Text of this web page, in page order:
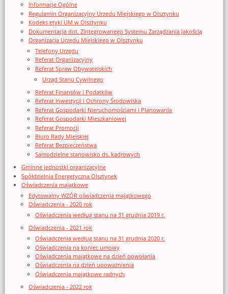
Informacje Ogólne
Regulamin Organizacyjny Urzedu Miejskiego w Olsztynku
Kodeks etyki UM w Olsztynku
Dokumentacja dot. Zintegrowanego Systemu Zarządzania Jakością
Organizacja Urzędu Miejskiego w Olsztynku
Telefony Urzędu
Referat Organizacyjny
Referat Spraw Obywatelskich
Urząd Stanu Cywilnego
Referat Finansów i Podatków
Referat Inwestycji i Ochrony Środowiska
Referat Gospodarki Nieruchomościami i Planowania
Referat Gospodarki Mieszkaniowej
Referat Promocji
Biuro Rady Miejskiej
Referat Bezpieczeństwa
Samodzielne stanowisko ds. kadrowych
Gminne jednostki organizacyjne
Spółdzielnia Energetyczna Olsztynek
Oświadczenia majątkowe
Edytowalny WZÓR oświadczenia majątkowego
Oświadczenia - 2020 rok
Oświadczenia według stanu na 31 grudnia 2019 r.
Oświadczenia - 2021 rok
Oświadczenia według stanu na 31 grudnia 2020 r.
Oświadczenia na koniec umowy
Oświadczenia majątkowe na dzień powołania
Oświadczenia na dzień upoważnienia
Oświadczenia majątkowe radnych
Oświadczenia - 2022 rok